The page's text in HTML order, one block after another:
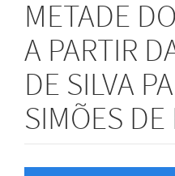
METADE
A PARTIR
DE SILVA
SIMÕES DE